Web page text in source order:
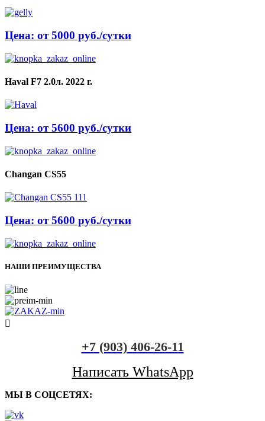
Цена: от 5000 руб./сутки
Haval F7 2.0л. 2022 г.
Цена: от 5600 руб./сутки
Changan CS55
Цена: от 5600 руб./сутки
НАШИ ПРЕИМУЩЕСТВА
+7 (903) 406-26-11
Написать WhatsApp
МЫ В СОЦСЕТЯХ: